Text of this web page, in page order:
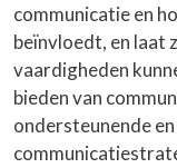
communicatie en
beïnvloedt, en laat
vaardigheden
bieden van
ondersteunende